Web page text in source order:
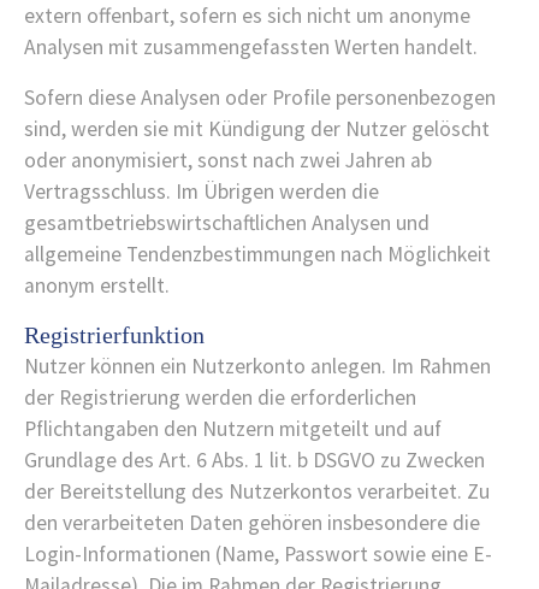
extern offenbart, sofern es sich nicht um anonyme
Analysen mit zusammengefassten Werten handelt.
Sofern diese Analysen oder Profile personenbezogen
sind, werden sie mit Kündigung der Nutzer gelöscht
oder anonymisiert, sonst nach zwei Jahren ab
Vertragsschluss. Im Übrigen werden die
gesamtbetriebswirtschaftlichen Analysen und
allgemeine Tendenzbestimmungen nach Möglichkeit
anonym erstellt.
Registrierfunktion
Nutzer können ein Nutzerkonto anlegen. Im Rahmen
der Registrierung werden die erforderlichen
Pflichtangaben den Nutzern mitgeteilt und auf
Grundlage des Art. 6 Abs. 1 lit. b DSGVO zu Zwecken
der Bereitstellung des Nutzerkontos verarbeitet. Zu
den verarbeiteten Daten gehören insbesondere die
Login-Informationen (Name, Passwort sowie eine E-